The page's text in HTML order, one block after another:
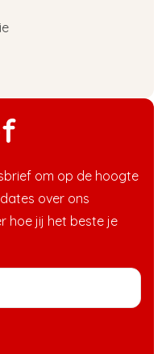
om op de hoogte
over ons
hoe jij het beste je